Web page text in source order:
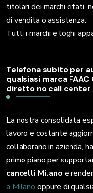
titolari dei marchi citati,
di vendita o assistenza.
Tutti i marchi e loghi
Telefona subito per
qualsiasi marca
diretto no call center
La nostra consolidata
lavoro e costante
collaborano in azienda,
primo piano per
cancelli Milano e
a Milano oppure di